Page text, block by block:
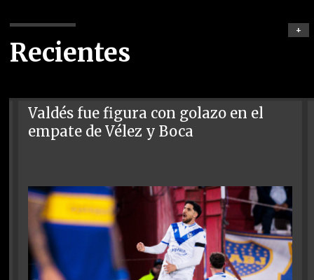
Recientes
+
Valdés fue figura con golazo en el
empate de Vélez y Boca